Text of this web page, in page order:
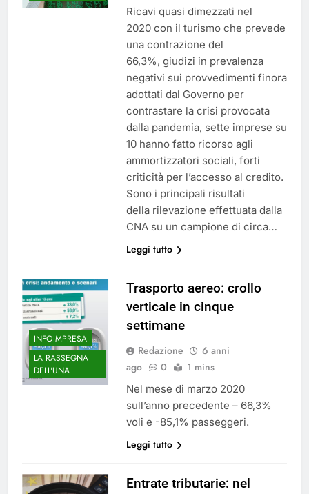
Ricavi quasi dimezzati nel
2020 con il turismo che prevede
una contrazione del
66,3%, giudizi in prevalenza
negativi sui provvedimenti finora
adottati dal Governo per
contrastare la crisi provocata
dalla pandemia, sette imprese su
10 hanno fatto ricorso agli
ammortizzatori sociali, forti
criticità per l’accesso al credito.
Sono i principali risultati
della rilevazione effettuata dalla
CNA su un campione di circa…
Leggi tutto
INFOIMPRESA
LA RASSEGNA
DELL'UNA
Trasporto aereo: crollo
verticale in cinque
settimane
Redazione
6 anni
ago
0 1 mins
Nel mese di marzo 2020
sull’anno precedente – 66,3%
voli e -85,1% passeggeri.
Leggi tutto
Entrate tributarie: nel